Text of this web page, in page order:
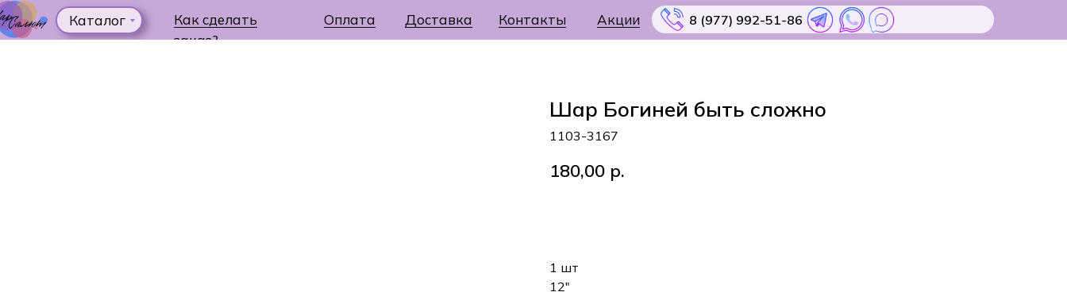
Доставка
Как сделать
заказ?
Оплата Акции
Контакты 8 (977) 992-51-86
Каталог
Шар Богиней быть сложно
1103-3167
180,00 р.
1 шт
12"